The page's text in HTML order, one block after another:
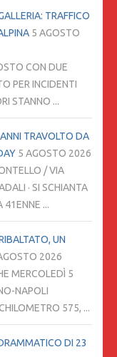
TRAFFICO
5 AGOSTO
CON DUE
PER INCIDENTI
STANNO ...
TRAVOLTO DA
5 AGOSTO 2026
/ VIA
· SI SCHIANTA
41ENNE ...
UN
2026
MERCOLEDÌ 5
NAPOLI
575, ...
DI 23